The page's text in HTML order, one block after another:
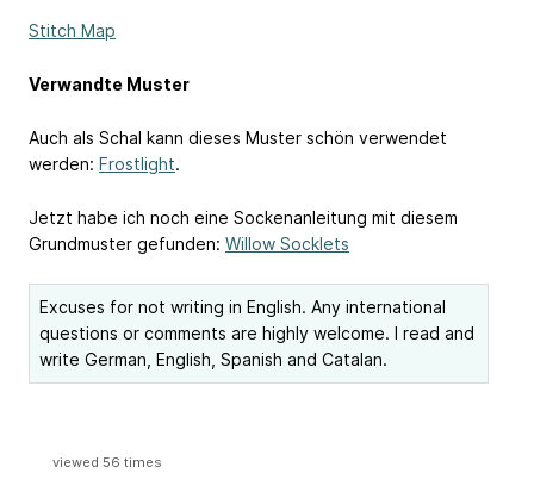
Stitch Map
Verwandte Muster
Auch als Schal kann dieses Muster schön verwendet
werden: Frostlight.
Jetzt habe ich noch eine Sockenanleitung mit diesem
Grundmuster gefunden: Willow Socklets
Excuses for not writing in English. Any international
questions or comments are highly welcome. I read and
write German, English, Spanish and Catalan.
viewed 56 times